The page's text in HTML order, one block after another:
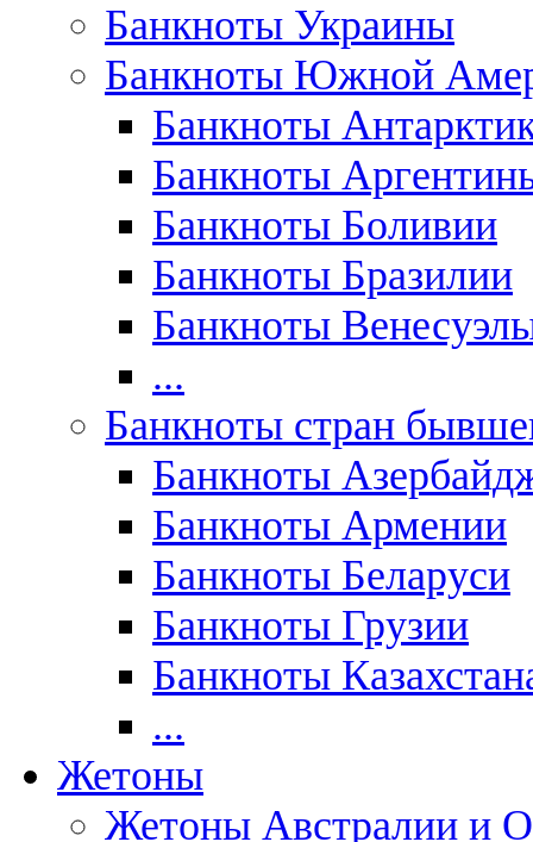
Банкноты Украины
Банкноты Южной
Банкноты
Банкноты
Банкноты Боливии
Банкноты Бразилии
Банкноты
...
Банкноты стран
Банкноты
Банкноты Армении
Банкноты Беларуси
Банкноты Грузии
Банкноты
...
Жетоны
Жетоны Австралии и